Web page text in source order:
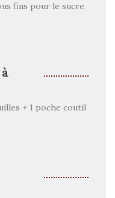
fins pour le sucre
+ 1 poche coutil